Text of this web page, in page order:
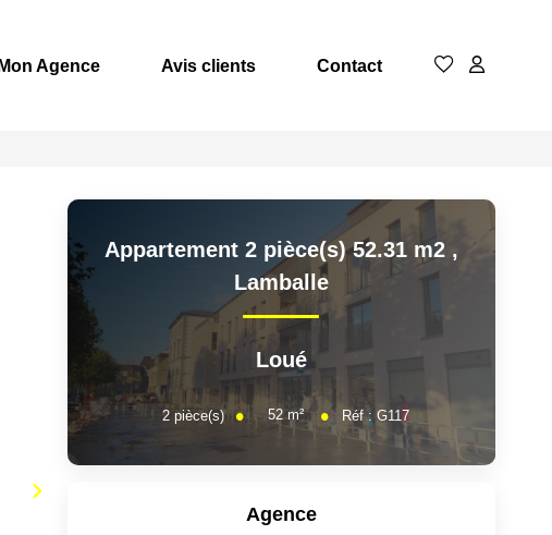
Mon Agence Avis clients Contact
Appartement 2 pièce(s) 52.31 m2 ,
Lamballe
Loué
2 pièce(s) 52m² Réf : G117
Agence